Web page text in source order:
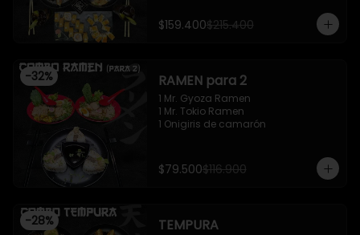
1 Mr. Beef Ramen
$159.400$215.400
-32% RAMEN para 2
1 Mr. Gyoza Ramen
1 Mr. Tokio Ramen
1 Onigiris de camarón
$79.500$116.900
-28% TEMPURA